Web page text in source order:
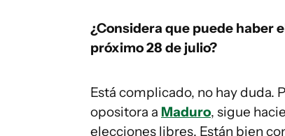
¿Considera que puede haber
próximo 28 de julio?
Está complicado, no hay duda.
opositora a Maduro, sigue
elecciones libres. Están bien